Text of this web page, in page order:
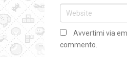
Avvertimi via
commento.